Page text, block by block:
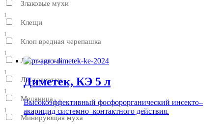
Злаковые мухи
1
Клещи
1
Клоп вредная черепашка
1
Листовая тля
1
Листовертки
1
Медяница
1
Минирующая муха
Диметек, КЭ 5 л
Высокоэффективный фосфорорганический инсекто–
акарицид системно–контактного действия.